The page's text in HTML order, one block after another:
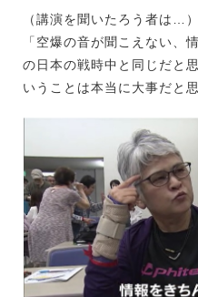
（講演を聞いたろう者は…）
「空爆の音が聞こえない、
の日本の戦時中と同じだと
いうことは本当に大事だと思